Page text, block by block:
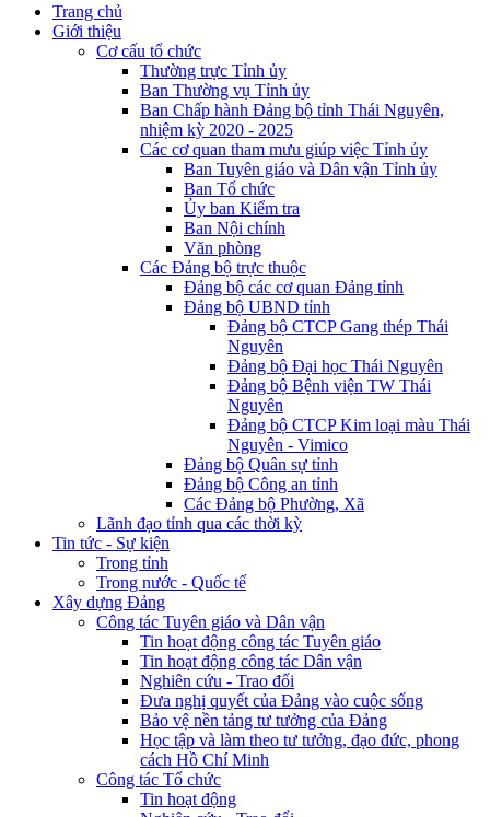
Trang chủ
Giới thiệu
Cơ cấu tổ chức
Thường trực Tỉnh ủy
Ban Thường vụ Tỉnh ủy
Ban Chấp hành Đảng bộ tỉnh Thái Nguyên,
nhiệm kỳ 2020 - 2025
Các cơ quan tham mưu giúp việc Tỉnh ủy
Ban Tuyên giáo và Dân vận Tỉnh ủy
Ban Tổ chức
Ủy ban Kiểm tra
Ban Nội chính
Văn phòng
Các Đảng bộ trực thuộc
Đảng bộ các cơ quan Đảng tỉnh
Đảng bộ UBND tỉnh
Đảng bộ CTCP Gang thép Thái
Nguyên
Đảng bộ Đại học Thái Nguyên
Đảng bộ Bệnh viện TW Thái
Nguyên
Đảng bộ CTCP Kim loại màu Thái
Nguyên - Vimico
Đảng bộ Quân sự tỉnh
Đảng bộ Công an tỉnh
Các Đảng bộ Phường, Xã
Lãnh đạo tỉnh qua các thời kỳ
Tin tức - Sự kiện
Trong tỉnh
Trong nước - Quốc tế
Xây dựng Đảng
Công tác Tuyên giáo và Dân vận
Tin hoạt động công tác Tuyên giáo
Tin hoạt động công tác Dân vận
Nghiên cứu - Trao đổi
Đưa nghị quyết của Đảng vào cuộc sống
Bảo vệ nền tảng tư tưởng của Đảng
Học tập và làm theo tư tưởng, đạo đức, phong
cách Hồ Chí Minh
Công tác Tổ chức
Tin hoạt động